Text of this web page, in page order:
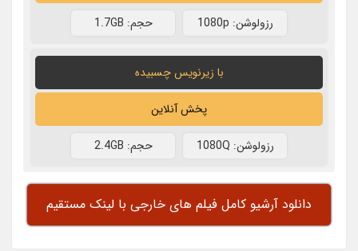
رزولوشن: 1080p حجم: 1.7GB
با زیرنویس چسبیده
پخش آنلاین
رزولوشن: 1080Q حجم: 2.4GB
دانلود آرشیو کامل فیلم های خارجی با لینک مستقیم